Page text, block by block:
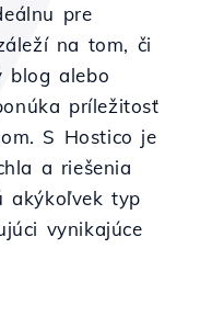
pre
na tom, či
blog alebo
príležitosť
S Hostico je
a riešenia
akýkoľvek typ
vynikajúce